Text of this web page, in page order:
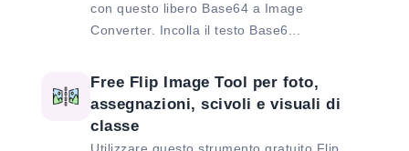
con questo libero Base64 a Image
Converter. Incolla il testo Base6...
Free Flip Image Tool per foto,
assegnazioni, scivoli e visuali di
classe